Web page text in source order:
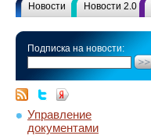
Новости Новости 2.0
Подписка на новости:
Управление
документами